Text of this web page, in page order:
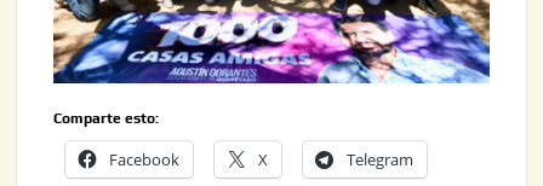
Comparte esto:
Facebook X Telegram